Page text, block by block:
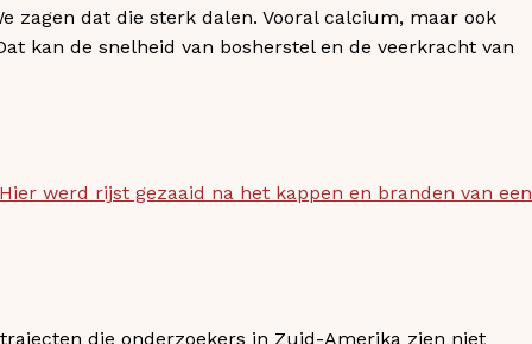
zagen dat die sterk dalen. Vooral calcium, maar ook
kan de snelheid van bosherstel en de veerkracht van
werd rijst gezaaid na het kappen en branden van een
die onderzoekers in Zuid-Amerika zien niet